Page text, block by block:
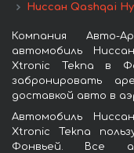
Ниссан Qashqai
Компания Авто-
автомобиль
Xtronic Tekna в
забронировать
доставкой авто в
Автомобиль
Xtronic Tekna
Фонвьей. Все